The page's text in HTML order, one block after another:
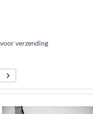
verzending